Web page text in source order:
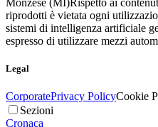
riprodotti è vietata ogni
sistemi di intelligenza artificiale
espresso di utilizzare mezzi
Legal
CorporatePrivacy PolicyCookie
Sezioni
Cronaca